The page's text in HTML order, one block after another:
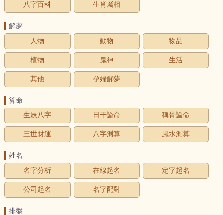
八字百科 生肖屬相
解夢
人物
動物 物品
植物 鬼神 生活
其他 孕婦解夢
算命
生辰八字
日干論命 稱骨論命
三世財運 八字測算 風水測算
姓名
名字分析
在線起名 定字起名
公司起名 名字配對
排盤